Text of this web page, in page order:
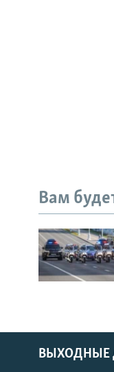
Вам
ВЫХОДНЫЕ